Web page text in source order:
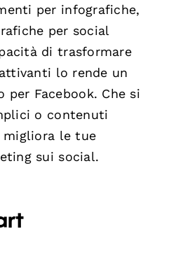
per infografiche,
per social
di trasformare
lo rende un
Facebook. Che si
o contenuti
le tue
sui social.